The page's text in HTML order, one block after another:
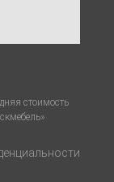
стоимость